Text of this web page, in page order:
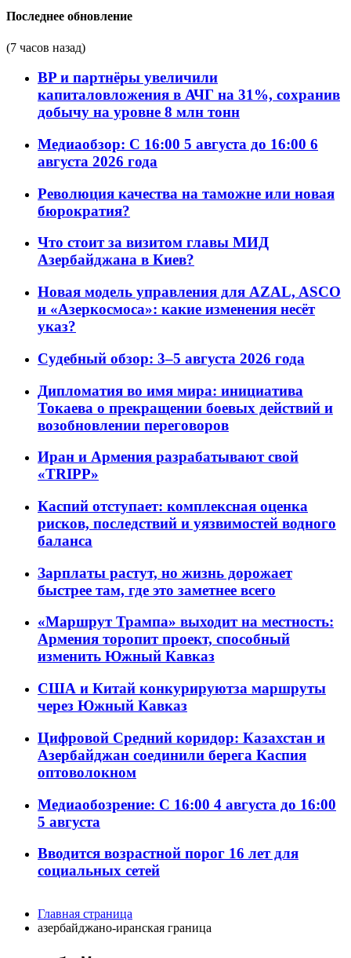
Последнее обновление
(7 часов назад)
BP и партнёры увеличили
капиталовложения в АЧГ на 31%, сохранив
добычу на уровне 8 млн тонн
Медиаобзор: С 16:00 5 августа до 16:00 6
августа 2026 года
Революция качества на таможне или новая
бюрократия?
Что стоит за визитом главы МИД
Азербайджана в Киев?
Новая модель управления для AZAL, ASCO
и «Азеркосмоса»: какие изменения несёт
указ?
Судебный обзор: 3–5 августа 2026 года
Дипломатия во имя мира: инициатива
Токаева о прекращении боевых действий и
возобновлении переговоров
Иран и Армения разрабатывают свой
«TRIPP»
Каспий отступает: комплексная оценка
рисков, последствий и уязвимостей водного
баланса
Зарплаты растут, но жизнь дорожает
быстрее там, где это заметнее всего
«Маршрут Трампа» выходит на местность:
Армения торопит проект, способный
изменить Южный Кавказ
США и Китай конкурируютза маршруты
через Южный Кавказ
Цифровой Средний коридор: Казахстан и
Азербайджан соединили берега Каспия
оптоволокном
Медиаобозрение: С 16:00 4 августа до 16:00
5 августа
Вводится возрастной порог 16 лет для
социальных сетей
Главная страница
азербайджано-иранская граница